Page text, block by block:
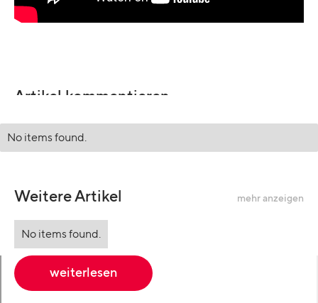
Artikel kommentieren
No items found.
Weitere Artikel mehr anzeigen
No items found.
weiterlesen